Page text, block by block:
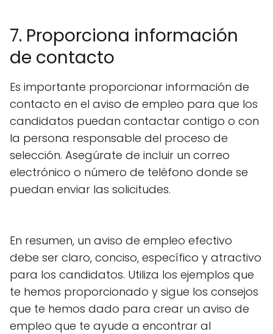
7. Proporciona información
de contacto
Es importante proporcionar información de
contacto en el aviso de empleo para que los
candidatos puedan contactar contigo o con
la persona responsable del proceso de
selección. Asegúrate de incluir un correo
electrónico o número de teléfono donde se
puedan enviar las solicitudes.
En resumen, un aviso de empleo efectivo
debe ser claro, conciso, específico y atractivo
para los candidatos. Utiliza los ejemplos que
te hemos proporcionado y sigue los consejos
que te hemos dado para crear un aviso de
empleo que te ayude a encontrar al